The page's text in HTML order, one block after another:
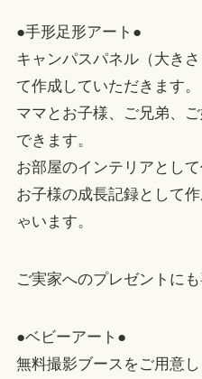
●手形足形アート●
キャンパスパネル（大き
て作成していただきます。
ママとお子様、ご兄弟、
できます。
お部屋のインテリアとし
お子様の成長記録として
ゃいます。
ご実家へのプレゼントにも
●ベビーアート●
無料撮影ブースをご用意し